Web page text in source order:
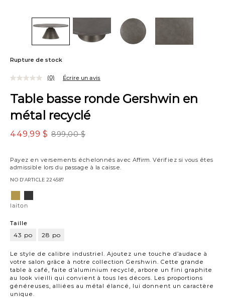
Rupture de stock
Table basse ronde Gershwin en
métal recyclé
899,00 $
449,99 $
Payez en versements échelonnés avec Affirm. Vérifiez si vous êtes
admissible lors du passage à la caisse.
NO D’ARTICLE 224587
Le style de calibre industriel. Ajoutez une touche d’audace à
votre salon grâce à notre collection Gershwin. Cette grande
table à café, faite d’aluminium recyclé, arbore un fini graphite
au look vieilli qui convient à tous les décors. Les proportions
généreuses, alliées au métal élancé, lui donnent un caractère
unique.
(0) Écrire un avis
Variations
laiton
Taille
43 po 28 po
po